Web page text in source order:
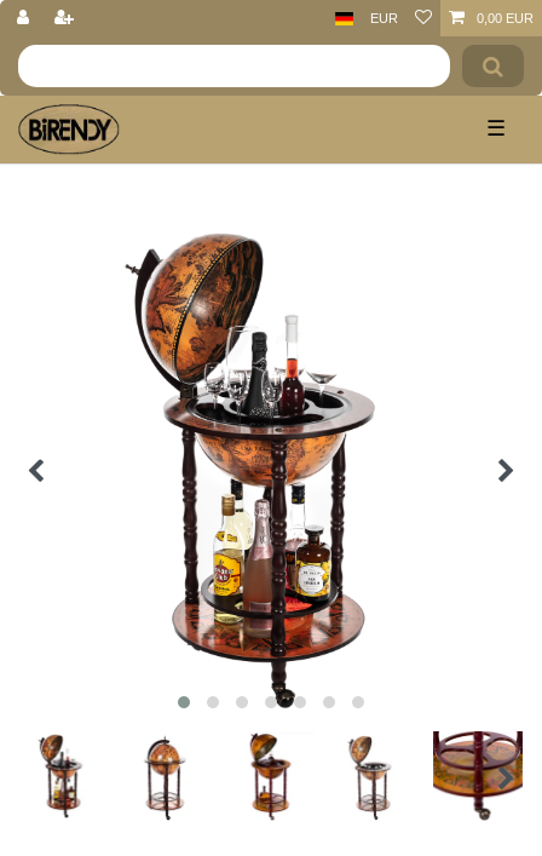
EUR 0,00 EUR
☰